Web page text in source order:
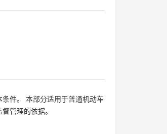
件。 本部分适用于普通机动车
管理的依据。